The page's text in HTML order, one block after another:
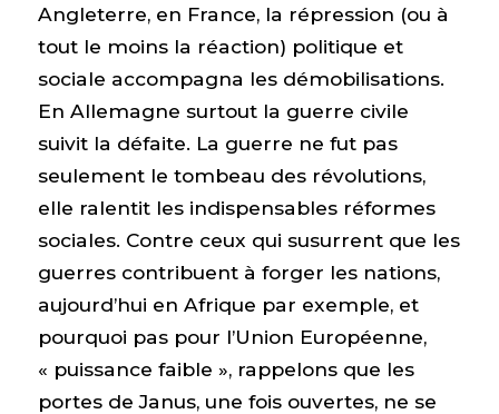
Angleterre, en France, la répression (ou à
tout le moins la réaction) politique et
sociale accompagna les démobilisations.
En Allemagne surtout la guerre civile
suivit la défaite. La guerre ne fut pas
seulement le tombeau des révolutions,
elle ralentit les indispensables réformes
sociales. Contre ceux qui susurrent que les
guerres contribuent à forger les nations,
aujourd’hui en Afrique par exemple, et
pourquoi pas pour l’Union Européenne,
« puissance faible », rappelons que les
portes de Janus, une fois ouvertes, ne se